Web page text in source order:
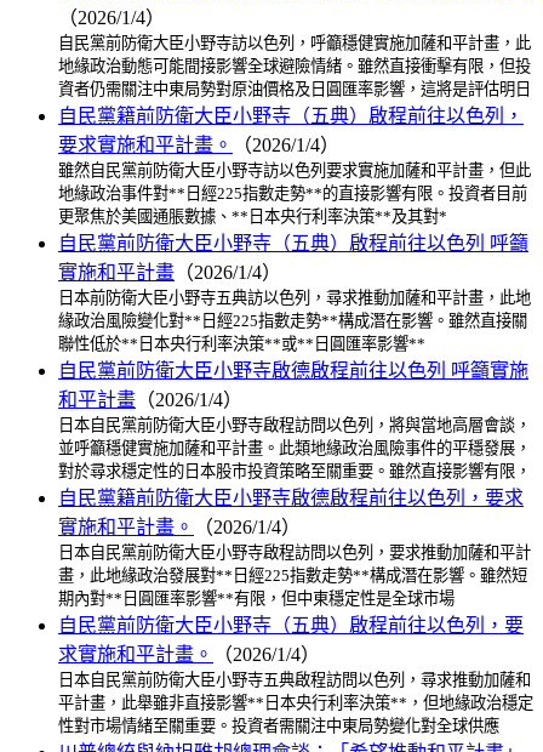
（2026/1/4）
自民黨前防衛大臣小野寺訪以色列，呼籲穩健實施加薩和平計畫，此
地緣政治動態可能間接影響全球避險情緒。雖然直接衝擊有限，但投
資者仍需關注中東局勢對原油價格及日圓匯率影響，這將是評估明日
自民黨籍前防衛大臣小野寺（五典）啟程前往以色列，
要求實施和平計畫。
（2026/1/4）
雖然自民黨前防衛大臣小野寺訪以色列要求實施加薩和平計畫，但此
地緣政治事件對**日經225指數走勢**的直接影響有限。投資者目前
更聚焦於美國通脹數據、**日本央行利率決策**及其對*
自民黨前防衛大臣小野寺（五典）啟程前往以色列 呼籲
實施和平計畫 （2026/1/4）
日本前防衛大臣小野寺五典訪以色列，尋求推動加薩和平計畫，此地
緣政治風險變化對**日經225指數走勢**構成潛在影響。雖然直接關
聯性低於**日本央行利率決策**或**日圓匯率影響**
自民黨前防衛大臣小野寺啟德啟程前往以色列 呼籲實施
和平計畫 （2026/1/4）
日本自民黨前防衛大臣小野寺啟程訪問以色列，將與當地高層會談，
並呼籲穩健實施加薩和平計畫。此類地緣政治風險事件的平穩發展，
對於尋求穩定性的日本股市投資策略至關重要。雖然直接影響有限，
自民黨籍前防衛大臣小野寺啟德啟程前往以色列，要求
實施和平計畫。
（2026/1/4）
日本自民黨前防衛大臣小野寺啟程訪問以色列，要求推動加薩和平計
畫，此地緣政治發展對**日經225指數走勢**構成潛在影響。雖然短
期內對**日圓匯率影響**有限，但中東穩定性是全球市場
自民黨前防衛大臣小野寺（五典）啟程前往以色列，要
求實施和平計畫。
（2026/1/4）
日本自民黨前防衛大臣小野寺五典啟程訪問以色列，尋求推動加薩和
平計畫，此舉雖非直接影響**日本央行利率決策**，但地緣政治穩定
性對市場情緒至關重要。投資者需關注中東局勢變化對全球供應